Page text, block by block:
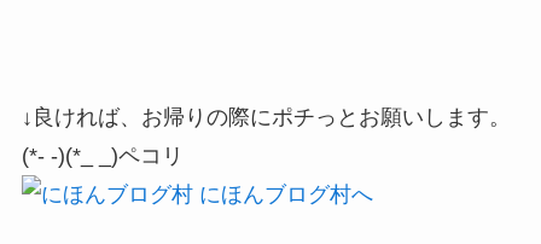
↓良ければ、お帰りの際にポチっとお願いします。
(*- -)(*_ _)ペコリ